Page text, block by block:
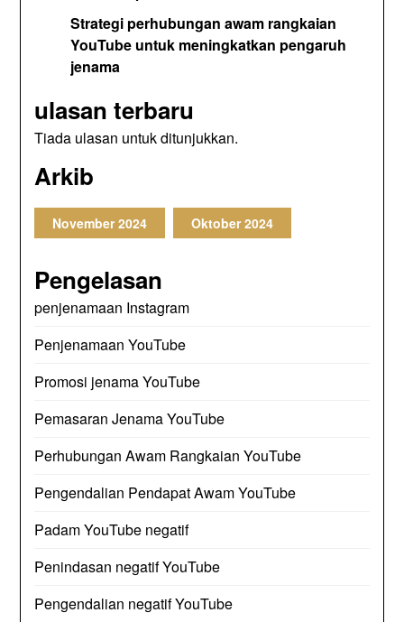
Strategi perhubungan awam rangkaian
YouTube untuk meningkatkan pengaruh
jenama
ulasan terbaru
Tiada ulasan untuk ditunjukkan.
Arkib
November 2024 Oktober 2024
Pengelasan
penjenamaan Instagram
Penjenamaan YouTube
Promosi jenama YouTube
Pemasaran Jenama YouTube
Perhubungan Awam Rangkaian YouTube
Pengendalian Pendapat Awam YouTube
Padam YouTube negatif
Penindasan negatif YouTube
Pengendalian negatif YouTube